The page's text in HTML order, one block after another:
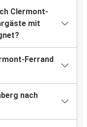
Clermont-
mit
Ferrand
nach